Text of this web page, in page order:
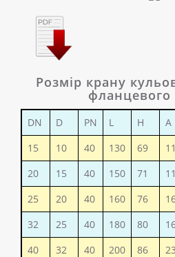
Розмір крану
фланцевого
DN D PN L H A
15
10 40 130 69
20
15 40 150 71
25
20 40 160 76
32
25 40 180 80
40
32 40 200 86